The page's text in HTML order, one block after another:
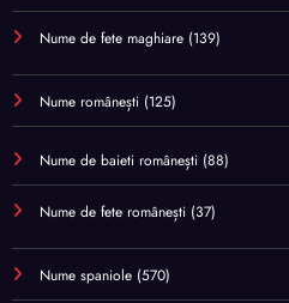
Nume de fete maghiare (139)
Nume românești (125)
Nume de baieti românești (88)
Nume de fete românești (37)
Nume spaniole (570)